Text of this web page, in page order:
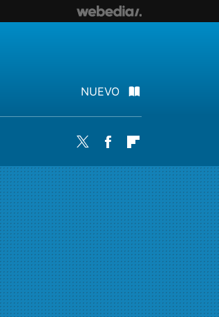
NUEVO
Twitter Facebook